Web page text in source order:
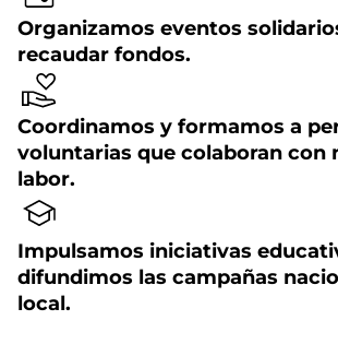
Organizamos eventos
recaudar fondos.
Coordinamos y formamos a
voluntarias que colaboran con
labor.
Impulsamos iniciativas
difundimos las campañas
local.